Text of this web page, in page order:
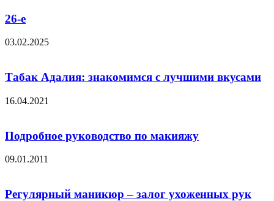
26-е
03.02.2025
Табак Адалия: знакомимся с лучшими вкусами
16.04.2021
Подробное руководство по макияжу
09.01.2011
Регулярный маникюр – залог ухоженных рук